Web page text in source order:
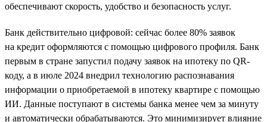
обеспечивают скорость, удобство и безопасность услуг.
Банк действительно цифровой: сейчас более 80% заявок
на кредит оформляются с помощью цифрового профиля. Банк
первым в стране запустил подачу заявок на ипотеку по QR-
коду, а в июле 2024 внедрил технологию распознавания
информации о приобретаемой в ипотеку квартире с помощью
ИИ. Данные поступают в системы банка менее чем за минуту
и автоматически обрабатываются. Это минимизирует влияние